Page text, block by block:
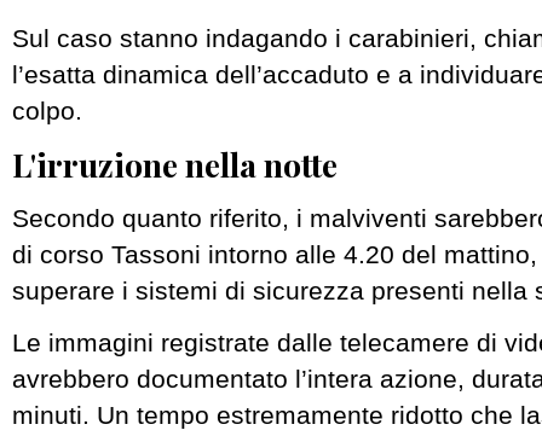
Sul caso stanno indagando i carabinieri,
l’esatta dinamica dell’accaduto e a
colpo.
L'irruzione nella notte
Secondo quanto riferito, i malviventi
di corso Tassoni intorno alle 4.20 del
superare i sistemi di sicurezza presenti nella
Le immagini registrate dalle telecamere di
avrebbero documentato l’intera azione,
minuti. Un tempo estremamente ridotto che